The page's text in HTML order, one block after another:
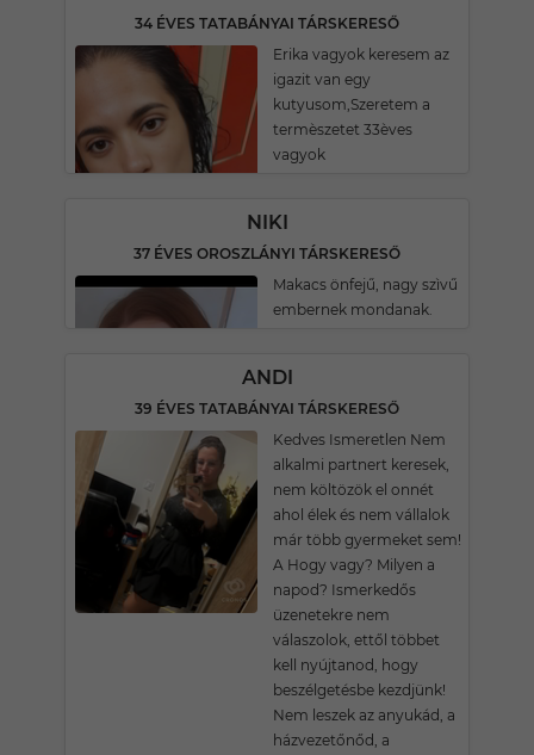
34 ÉVES TATABÁNYAI TÁRSKERESŐ
Erika vagyok keresem az
igazit van egy
kutyusom,Szeretem a
termèszetet 33èves
vagyok
NIKI
37 ÉVES OROSZLÁNYI TÁRSKERESŐ
Makacs önfejű, nagy szìvű
embernek mondanak.
ANDI
39 ÉVES TATABÁNYAI TÁRSKERESŐ
Kedves Ismeretlen Nem
alkalmi partnert keresek,
nem költözök el onnét
ahol élek és nem vállalok
már több gyermeket sem!
A Hogy vagy? Milyen a
napod? Ismerkedős
üzenetekre nem
válaszolok, ettől többet
kell nyújtanod, hogy
beszélgetésbe kezdjünk!
Nem leszek az anyukád, a
házvezetőnőd, a